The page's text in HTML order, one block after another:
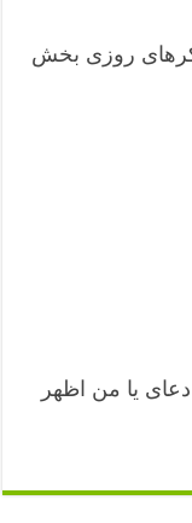
روزی‌ بخش
یا من اظهر